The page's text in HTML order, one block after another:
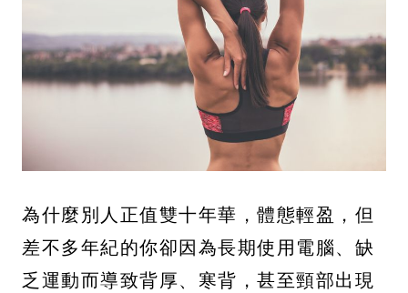
為什麼別人正值雙十年華，體態輕盈，但
差不多年紀的你卻因為長期使用電腦、缺
乏運動而導致背厚、寒背，甚至頸部出現